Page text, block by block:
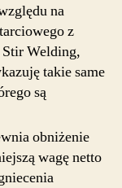
na
z
Welding,
takie same
są
obniżenie
wagę netto